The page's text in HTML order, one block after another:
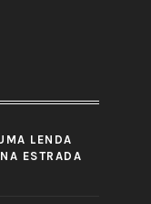
LENDA
ESTRADA